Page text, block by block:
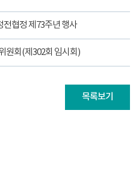
전협정 제73주년 행사
원회(제302회 임시회)
목록보기